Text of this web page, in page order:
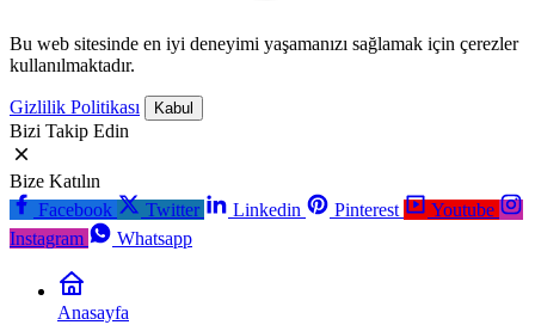
Bu web sitesinde en iyi deneyimi yaşamanızı sağlamak için çerezler
kullanılmaktadır.
Gizlilik Politikası Kabul
Bizi Takip Edin
Bize Katılın
Facebook
Twitter Linkedin Pinterest
Youtube
Instagram
Whatsapp
Anasayfa